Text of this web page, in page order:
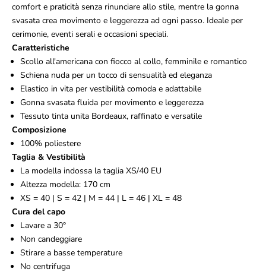
comfort e praticità senza rinunciare allo stile, mentre la gonna
svasata crea movimento e leggerezza ad ogni passo. Ideale per
cerimonie, eventi serali e occasioni speciali.
Caratteristiche
Scollo all'americana con fiocco al collo, femminile e romantico
Schiena nuda per un tocco di sensualità ed eleganza
Elastico in vita per vestibilità comoda e adattabile
Gonna svasata fluida per movimento e leggerezza
Tessuto tinta unita Bordeaux, raffinato e versatile
Composizione
100% poliestere
Taglia & Vestibilità
La modella indossa la taglia XS/40 EU
Altezza modella: 170 cm
XS = 40 | S = 42 | M = 44 | L = 46 | XL = 48
Cura del capo
Lavare a 30°
Non candeggiare
Stirare a basse temperature
No centrifuga